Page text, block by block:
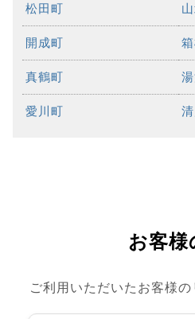
松田町
開成町
真鶴町
愛川町
お客様
ご利用いただいたお客様の